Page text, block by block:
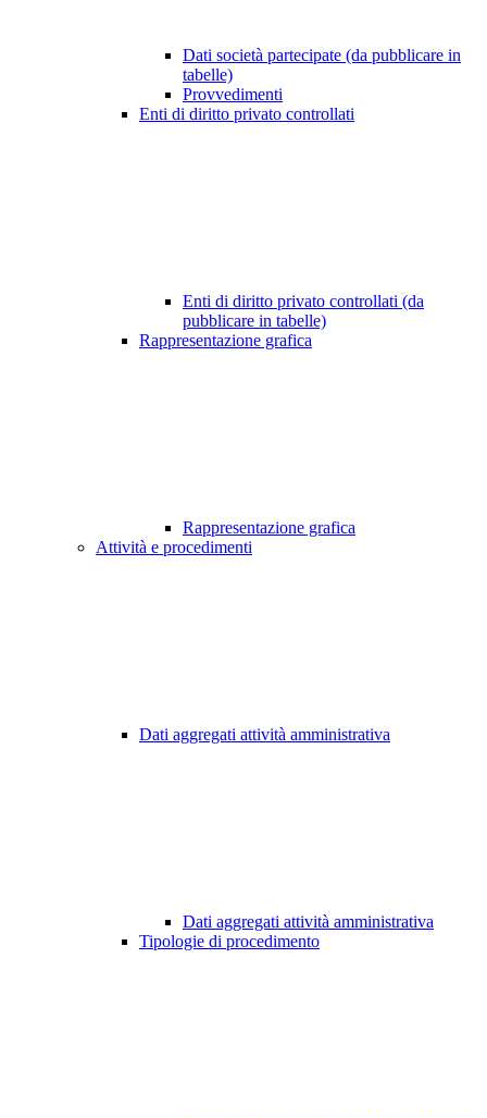
Dati società partecipate (da pubblicare in
tabelle)
Provvedimenti
Enti di diritto privato controllati
Enti di diritto privato controllati (da
pubblicare in tabelle)
Rappresentazione grafica
Rappresentazione grafica
Attività e procedimenti
Dati aggregati attività amministrativa
Dati aggregati attività amministrativa
Tipologie di procedimento